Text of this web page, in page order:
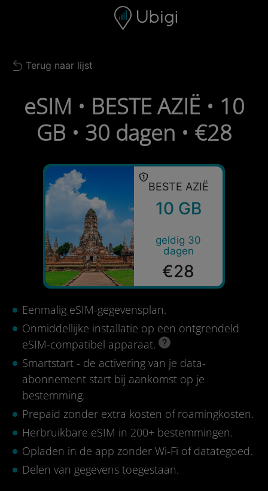
Navigatiebalk Voettekst
Back to list
Terug naar lijst
eSIM • BESTE AZIË • 10
GB • 30 dagen • €28
BESTE AZIË
10 GB
geldig 30
dagen
€28
Eenmalig eSIM-gegevensplan.
Onmiddellijke installatie op een ontgrendeld
eSIM-compatibel apparaat.
Smartstart - de activering van je data-
abonnement start bij aankomst op je
bestemming.
Prepaid zonder extra kosten of roamingkosten.
Herbruikbare eSIM in 200+ bestemmingen.
Opladen in de app zonder Wi-Fi of datategoed.
Delen van gegevens toegestaan.